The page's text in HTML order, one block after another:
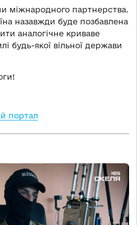
міжнародного партнерства.
назавжди буде позбавлена
аналогічне криваве
будь-якої вільної держави
портал